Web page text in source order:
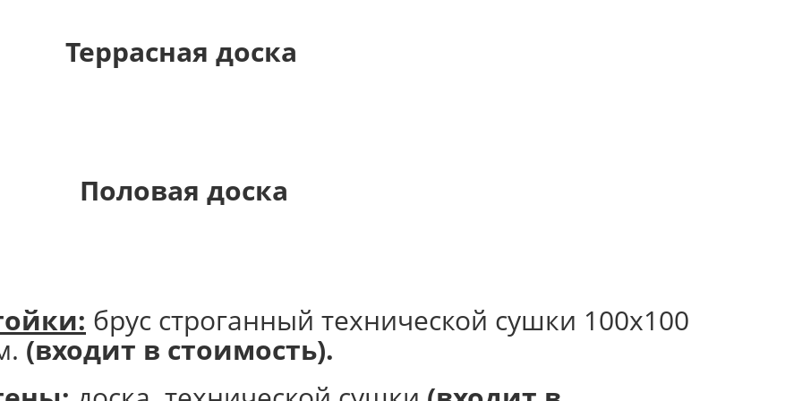
Террасная доска
Половая доска
брус строганный технической сушки 100х100
(входит в стоимость).